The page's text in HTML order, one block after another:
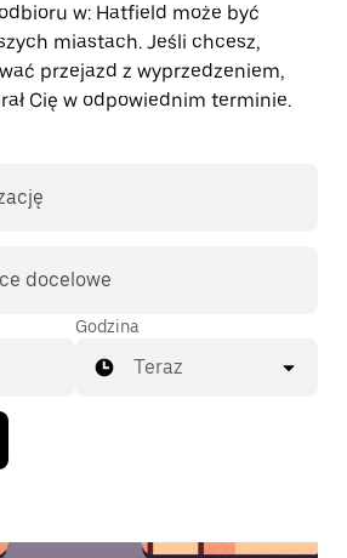
w: Hatfield może być
miastach. Jeśli chcesz,
przejazd z wyprzedzeniem,
Cię w odpowiednim terminie.
docelowe
Godzina
Teraz